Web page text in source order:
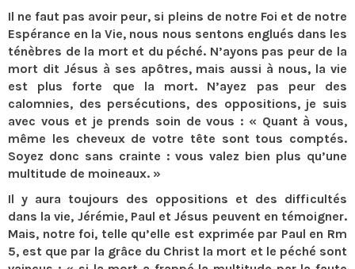
Il ne faut pas avoir peur, si pleins de notre Foi et de notre
Espérance en la Vie, nous nous sentons englués dans les
ténèbres de la mort et du péché. N’ayons pas peur de la
mort dit Jésus à ses apôtres, mais aussi à nous, la vie
est plus forte que la mort. N’ayez pas peur des
calomnies, des persécutions, des oppositions, je suis
avec vous et je prends soin de vous : « Quant à vous,
même les cheveux de votre tête sont tous comptés.
Soyez donc sans crainte : vous valez bien plus qu’une
multitude de moineaux. »
Il y aura toujours des oppositions et des difficultés
dans la vie, Jérémie, Paul et Jésus peuvent en témoigner.
Mais, notre foi, telle qu’elle est exprimée par Paul en Rm
5, est que par la grâce du Christ la mort et le péché sont